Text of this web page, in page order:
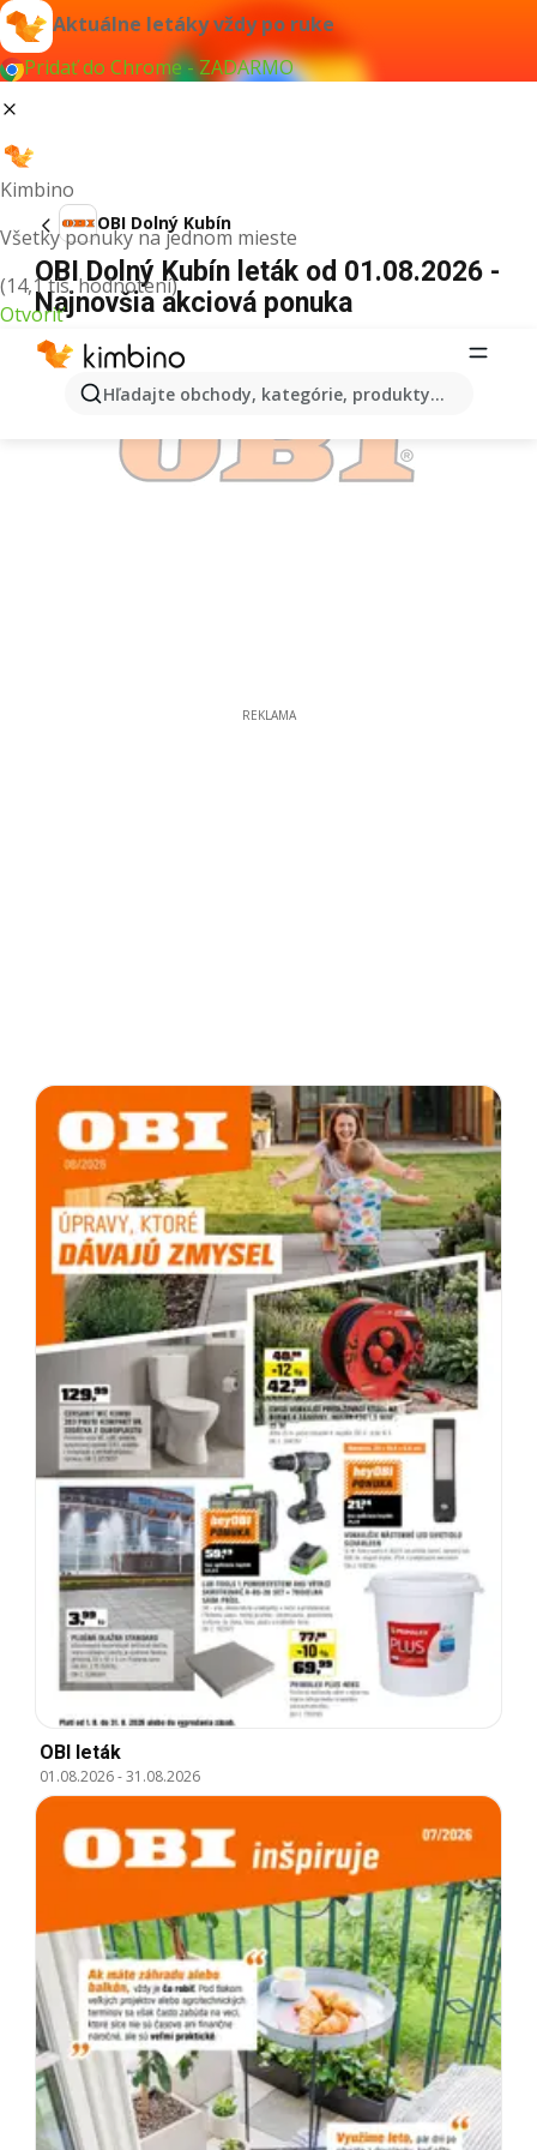
Aktuálne letáky vždy po ruke
Pridať do Chrome - ZADARMO
Kimbino
Všetky ponuky na jednom mieste
(14,1 tis. hodnotení)
Otvoriť
Hľadajte obchody, kategórie, produkty...
OBI Dolný Kubín
OBI Dolný Kubín leták od 01.08.2026 -
Najnovšia akciová ponuka
REKLAMA
OBI leták
01.08.2026-31.08.2026